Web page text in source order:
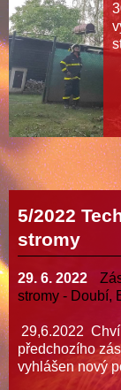
5/2022
stromy
29. 6. 2022
stromy - Doubí,
29,6.2022
předchozího
vyhlášen nový